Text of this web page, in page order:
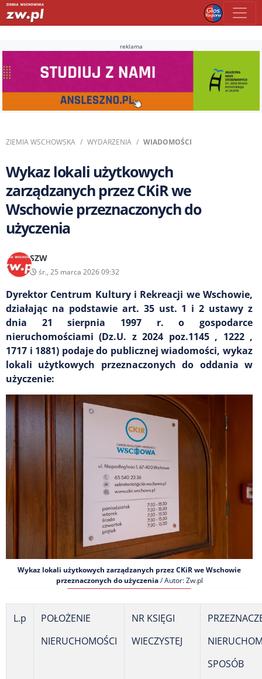
reklama
ZIEMIA WSCHOWSKA WYDARZENIA WIADOMOŚCI
Wykaz lokali użytkowych
zarządzanych przez CKiR we
Wschowie przeznaczonych do
użyczenia
SZW
śr., 25 marca 2026 09:32
Dyrektor Centrum Kultury i Rekreacji we Wschowie,
działając na podstawie art. 35 ust. 1 i 2 ustawy z
dnia 21 sierpnia 1997 r. o gospodarce
nieruchomościami (Dz.U. z 2024 poz.1145 , 1222 ,
1717 i 1881) podaje do publicznej wiadomości, wykaz
lokali użytkowych przeznaczonych do oddania w
użyczenie:
Wykaz lokali użytkowych zarządzanych przez CKiR we Wschowie
przeznaczonych do użyczenia / Autor: Zw.pl
L.p
POŁOŻENIE
NIERUCHOMOŚCI
NR KSIĘGI
WIECZYSTEJ
SPOSÓB